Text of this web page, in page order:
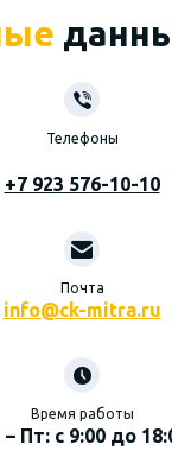
Телефоны
+7 923 576-10-10
Почта
info@ck-mitra.ru
Время работы
– Пт: с 9:00 до